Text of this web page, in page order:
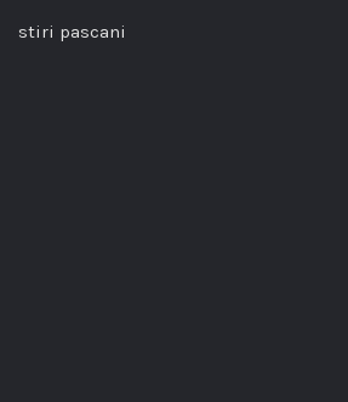
stiri pascani